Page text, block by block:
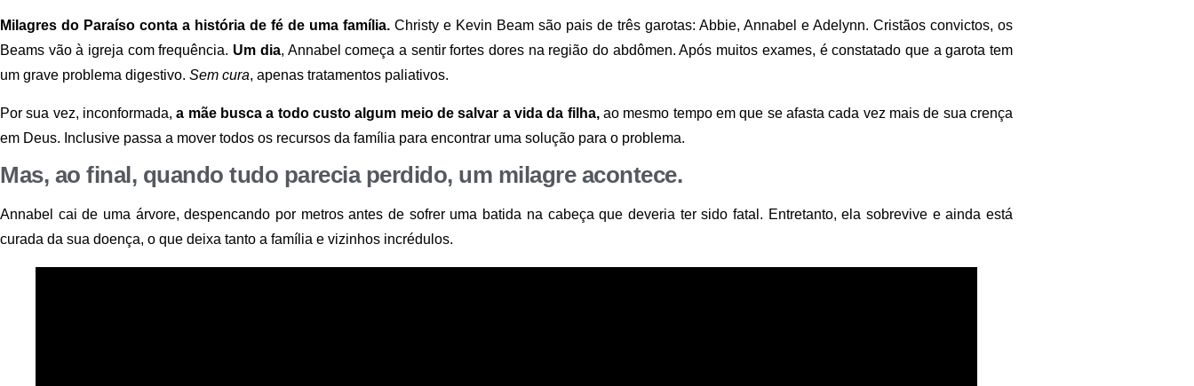
Milagres do Paraíso conta a história de fé de uma família. Christy e Kevin Beam são pais de três garotas: Abbie, Annabel e Adelynn. Cristãos convictos, os
Beams vão à igreja com frequência. Um dia, Annabel começa a sentir fortes dores na região do abdômen. Após muitos exames, é constatado que a garota tem
um grave problema digestivo. Sem cura, apenas tratamentos paliativos.
Por sua vez, inconformada,a mãe busca a todo custo algum meio de salvar a vida da filha,ao mesmo tempo em que se afasta cada vez mais de sua crença
em Deus. Inclusive passa a mover todos os recursos da família para encontrar uma solução para o problema.
Mas, ao final, quando tudo parecia perdido, um milagre acontece.
Annabel cai de uma árvore, despencando por metros antes de sofrer uma batida na cabeça que deveria ter sido fatal. Entretanto, ela sobrevive e ainda está
curada da sua doença, o que deixa tanto a família e vizinhos incrédulos.